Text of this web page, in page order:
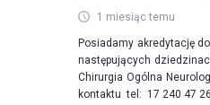
1 miesiąc temu
Posiadamy akredytację
następujących
Chirurgia Ogólna
kontaktu tel: 17 240 47